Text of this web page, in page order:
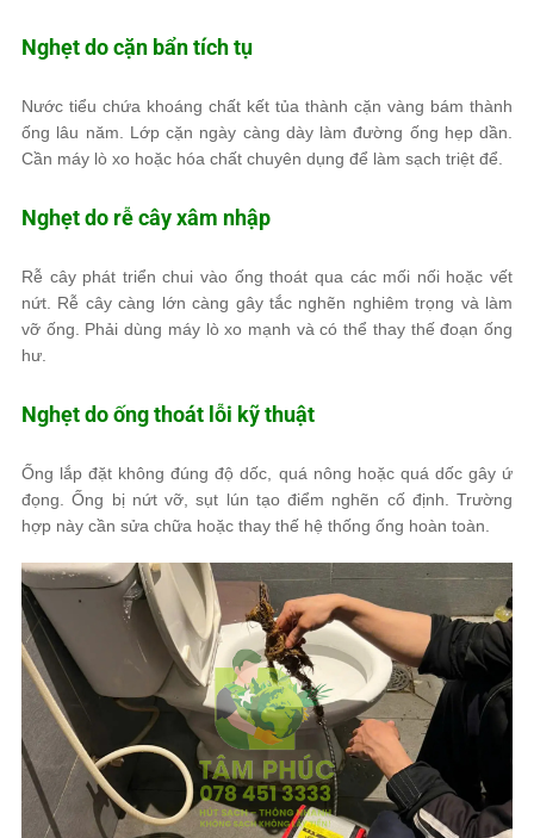
Nghẹt do cặn bẩn tích tụ
Nước tiểu chứa khoáng chất kết tủa thành cặn vàng bám thành
ống lâu năm. Lớp cặn ngày càng dày làm đường ống hẹp dần.
Cần máy lò xo hoặc hóa chất chuyên dụng để làm sạch triệt để.
Nghẹt do rễ cây xâm nhập
Rễ cây phát triển chui vào ống thoát qua các mối nối hoặc vết
nứt. Rễ cây càng lớn càng gây tắc nghẽn nghiêm trọng và làm
vỡ ống. Phải dùng máy lò xo mạnh và có thể thay thế đoạn ống
hư.
Nghẹt do ống thoát lỗi kỹ thuật
Ống lắp đặt không đúng độ dốc, quá nông hoặc quá dốc gây ứ
đọng. Ống bị nứt vỡ, sụt lún tạo điểm nghẽn cố định. Trường
hợp này cần sửa chữa hoặc thay thế hệ thống ống hoàn toàn.